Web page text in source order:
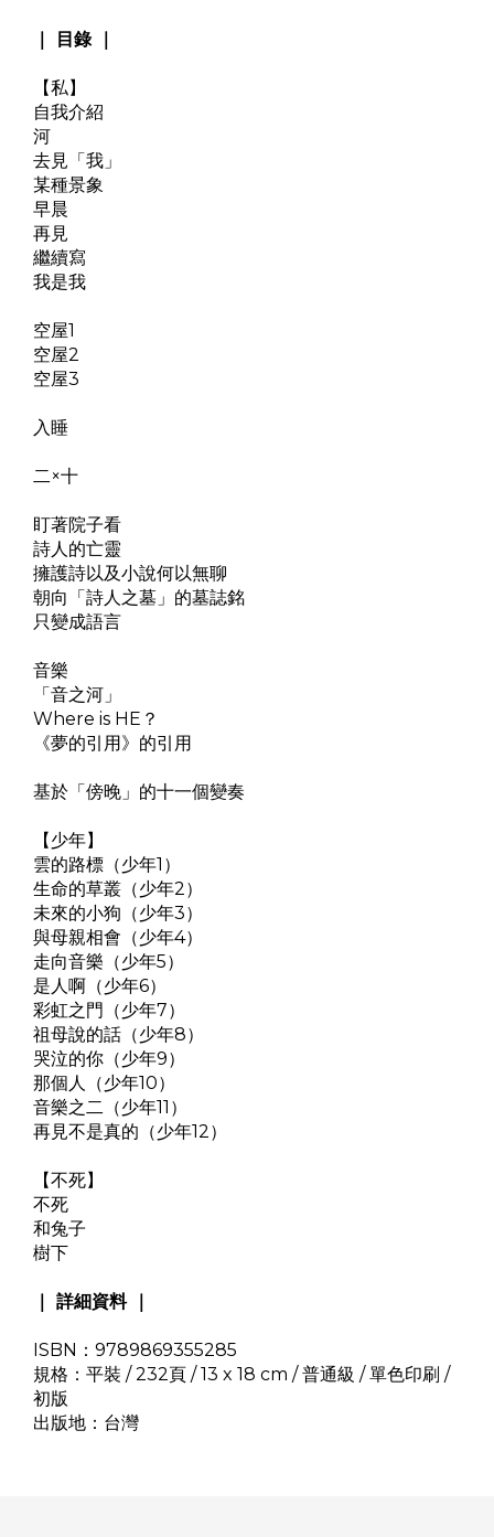
｜ 目錄 ｜
【私】
自我介紹
河
去見「我」
某種景象
早晨
再見
繼續寫
我是我
空屋1
空屋2
空屋3
入睡
二×十
盯著院子看
詩人的亡靈
擁護詩以及小說何以無聊
朝向「詩人之墓」的墓誌銘
只變成語言
音樂
「音之河」
Where is HE？
《夢的引用》的引用
基於「傍晚」的十一個變奏
【少年】
雲的路標（少年1）
生命的草叢（少年2）
未來的小狗（少年3）
與母親相會（少年4）
走向音樂（少年5）
是人啊（少年6）
彩虹之門（少年7）
祖母說的話（少年8）
哭泣的你（少年9）
那個人（少年10）
音樂之二（少年11）
再見不是真的（少年12）
【不死】
不死
和兔子
樹下
｜ 詳細資料 ｜
ISBN：9789869355285
規格：平裝 / 232頁 / 13 x 18 cm / 普通級 / 單色印刷 /
初版
出版地：台灣